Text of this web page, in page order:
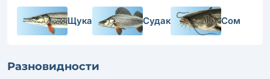
Щука Судак Сом
Разновидности